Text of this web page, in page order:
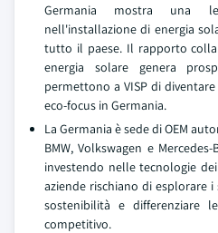
Germania mostra una
nell'installazione di energia
tutto il paese. Il rapporto
energia solare genera
permettono a VISP di
eco-focus in Germania.
La Germania è sede di OEM
BMW, Volkswagen e
investendo nelle tecnologie
aziende rischiano di esplorare
sostenibilità e differenziare
competitivo.